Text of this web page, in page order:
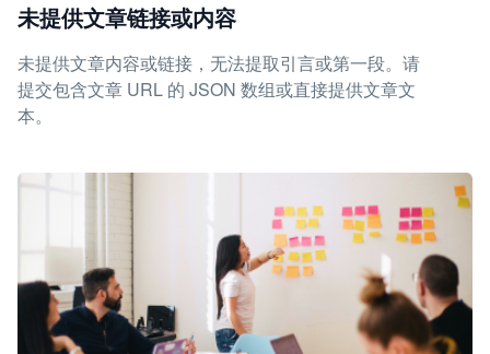
未提供文章链接或内容
未提供文章内容或链接，无法提取引言或第一段。请
提交包含文章 URL 的 JSON 数组或直接提供文章文
本。